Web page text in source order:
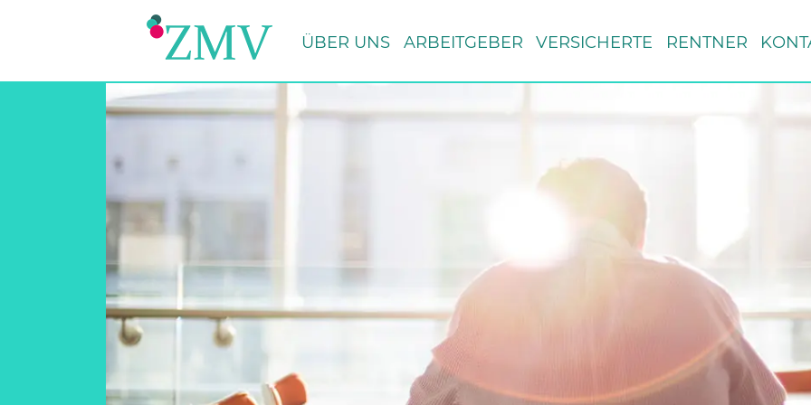
ÜBER UNS ARBEITGEBER VERSICHERTE RENTNER